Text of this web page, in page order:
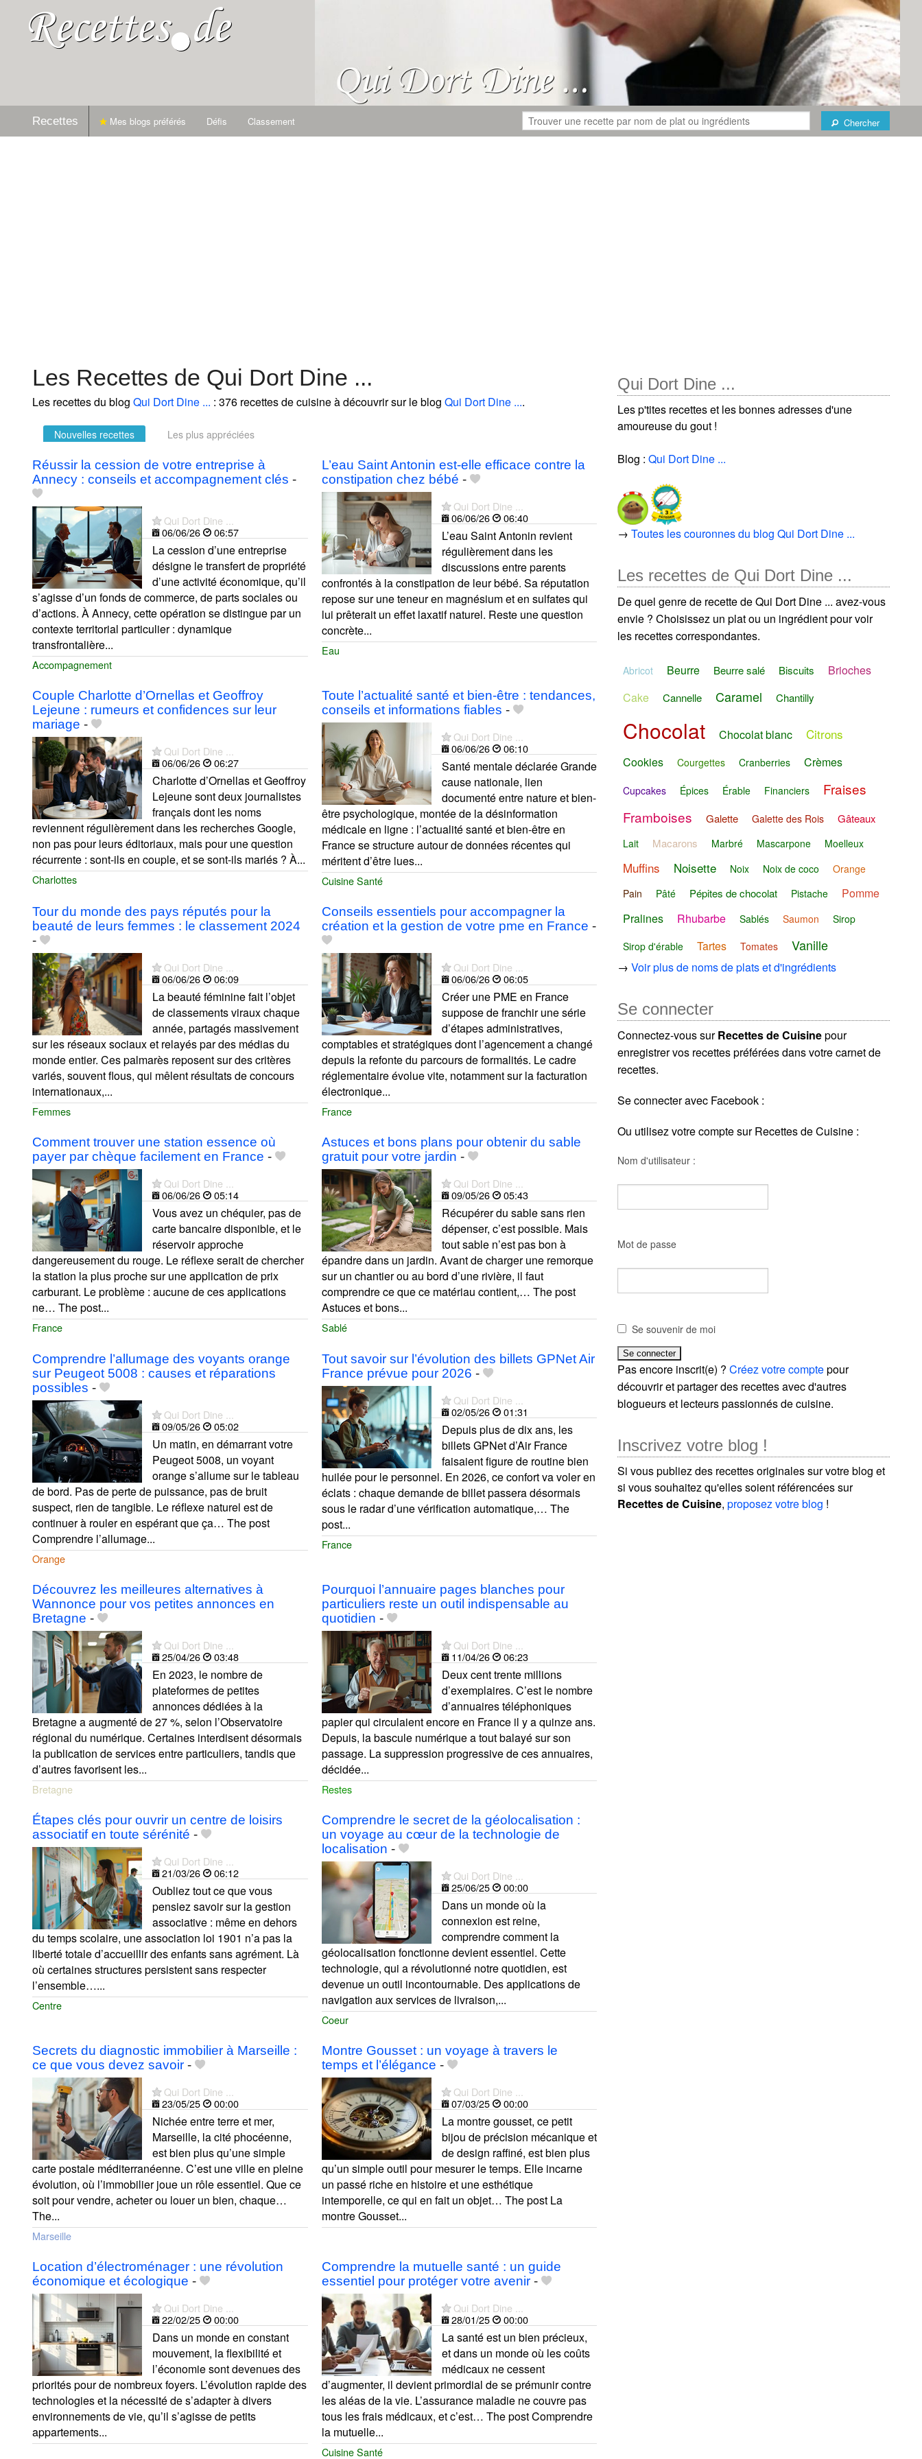
Recettes Chercher
Mes blogs préférés Défis Classement
Les Recettes de Qui Dort Dine ...
Les recettes du blog Qui Dort Dine ... : 376 recettes de cuisine à découvrir sur le blog Qui Dort Dine ....
Nouvelles recettes Les plus appréciées
Réussir la cession de votre entreprise à
Annecy : conseils et accompagnement clés -
Qui Dort Dine ...
06/06/26
06:57
La cession d’une entreprise
désigne le transfert de propriété
d’une activité économique, qu’il
s’agisse d’un fonds de commerce, de parts sociales ou
d’actions. À Annecy, cette opération se distingue par un
contexte territorial particulier : dynamique
transfrontalière...
Accompagnement
L’eau Saint Antonin est-elle efficace contre la
constipation chez bébé -
Qui Dort Dine ...
06/06/26
06:40
L’eau Saint Antonin revient
régulièrement dans les
discussions entre parents
confrontés à la constipation de leur bébé. Sa réputation
repose sur une teneur en magnésium et en sulfates qui
lui prêterait un effet laxatif naturel. Reste une question
concrète...
Eau
Couple Charlotte d’Ornellas et Geoffroy
Lejeune : rumeurs et confidences sur leur
mariage -
Qui Dort Dine ...
06/06/26
06:27
Charlotte d’Ornellas et Geoffroy
Lejeune sont deux journalistes
français dont les noms
reviennent régulièrement dans les recherches Google,
non pas pour leurs éditoriaux, mais pour une question
récurrente : sont-ils en couple, et se sont-ils mariés ? À...
Charlottes
Toute l’actualité santé et bien-être : tendances,
conseils et informations fiables -
Qui Dort Dine ...
06/06/26
06:10
Santé mentale déclarée Grande
cause nationale, lien
documenté entre nature et bien-
être psychologique, montée de la désinformation
médicale en ligne : l’actualité santé et bien-être en
France se structure autour de données récentes qui
méritent d’être lues...
Cuisine Santé
Tour du monde des pays réputés pour la
beauté de leurs femmes : le classement 2024
-
Qui Dort Dine ...
06/06/26
06:09
La beauté féminine fait l’objet
de classements viraux chaque
année, partagés massivement
sur les réseaux sociaux et relayés par des médias du
monde entier. Ces palmarès reposent sur des critères
variés, souvent flous, qui mêlent résultats de concours
internationaux,...
Femmes
Conseils essentiels pour accompagner la
création et la gestion de votre pme en France -
Qui Dort Dine ...
06/06/26
06:05
Créer une PME en France
suppose de franchir une série
d’étapes administratives,
comptables et stratégiques dont l’agencement a changé
depuis la refonte du parcours de formalités. Le cadre
réglementaire évolue vite, notamment sur la facturation
électronique...
France
Comment trouver une station essence où
payer par chèque facilement en France -
Qui Dort Dine ...
06/06/26
05:14
Vous avez un chéquier, pas de
carte bancaire disponible, et le
réservoir approche
dangereusement du rouge. Le réflexe serait de chercher
la station la plus proche sur une application de prix
carburant. Le problème : aucune de ces applications
ne… The post...
France
Astuces et bons plans pour obtenir du sable
gratuit pour votre jardin -
Qui Dort Dine ...
09/05/26
05:43
Récupérer du sable sans rien
dépenser, c’est possible. Mais
tout sable n’est pas bon à
épandre dans un jardin. Avant de charger une remorque
sur un chantier ou au bord d’une rivière, il faut
comprendre ce que ce matériau contient,… The post
Astuces et bons...
Sablé
Comprendre l’allumage des voyants orange
sur Peugeot 5008 : causes et réparations
possibles -
Qui Dort Dine ...
09/05/26
05:02
Un matin, en démarrant votre
Peugeot 5008, un voyant
orange s’allume sur le tableau
de bord. Pas de perte de puissance, pas de bruit
suspect, rien de tangible. Le réflexe naturel est de
continuer à rouler en espérant que ça… The post
Comprendre l’allumage...
Orange
Tout savoir sur l’évolution des billets GPNet Air
France prévue pour 2026 -
Qui Dort Dine ...
02/05/26
01:31
Depuis plus de dix ans, les
billets GPNet d’Air France
faisaient figure de routine bien
huilée pour le personnel. En 2026, ce confort va voler en
éclats : chaque demande de billet passera désormais
sous le radar d’une vérification automatique,… The
post...
France
Découvrez les meilleures alternatives à
Wannonce pour vos petites annonces en
Bretagne -
Qui Dort Dine ...
25/04/26
03:48
En 2023, le nombre de
plateformes de petites
annonces dédiées à la
Bretagne a augmenté de 27 %, selon l’Observatoire
régional du numérique. Certaines interdisent désormais
la publication de services entre particuliers, tandis que
d’autres favorisent les...
Bretagne
Pourquoi l’annuaire pages blanches pour
particuliers reste un outil indispensable au
quotidien -
Qui Dort Dine ...
11/04/26
06:23
Deux cent trente millions
d’exemplaires. C’est le nombre
d’annuaires téléphoniques
papier qui circulaient encore en France il y a quinze ans.
Depuis, la bascule numérique a tout balayé sur son
passage. La suppression progressive de ces annuaires,
décidée...
Restes
Étapes clés pour ouvrir un centre de loisirs
associatif en toute sérénité -
Qui Dort Dine ...
21/03/26
06:12
Oubliez tout ce que vous
pensiez savoir sur la gestion
associative : même en dehors
du temps scolaire, une association loi 1901 n’a pas la
liberté totale d’accueillir des enfants sans agrément. Là
où certaines structures persistent sans respecter
l’ensemble…...
Centre
Comprendre le secret de la géolocalisation :
un voyage au cœur de la technologie de
localisation -
Qui Dort Dine ...
25/06/25
00:00
Dans un monde où la
connexion est reine,
comprendre comment la
géolocalisation fonctionne devient essentiel. Cette
technologie, qui a révolutionné notre quotidien, est
devenue un outil incontournable. Des applications de
navigation aux services de livraison,...
Coeur
Secrets du diagnostic immobilier à Marseille :
ce que vous devez savoir -
Qui Dort Dine ...
23/05/25
00:00
Nichée entre terre et mer,
Marseille, la cité phocéenne,
est bien plus qu’une simple
carte postale méditerranéenne. C’est une ville en pleine
évolution, où l’immobilier joue un rôle essentiel. Que ce
soit pour vendre, acheter ou louer un bien, chaque…
The...
Marseille
Montre Gousset : un voyage à travers le
temps et l’élégance -
Qui Dort Dine ...
07/03/25
00:00
La montre gousset, ce petit
bijou de précision mécanique et
de design raffiné, est bien plus
qu’un simple outil pour mesurer le temps. Elle incarne
un passé riche en histoire et une esthétique
intemporelle, ce qui en fait un objet… The post La
montre Gousset...
Location d’électroménager : une révolution
économique et écologique -
Qui Dort Dine ...
22/02/25
00:00
Dans un monde en constant
mouvement, la flexibilité et
l’économie sont devenues des
priorités pour de nombreux foyers. L’évolution rapide des
technologies et la nécessité de s’adapter à divers
environnements de vie, qu’il s’agisse de petits
appartements...
Comprendre la mutuelle santé : un guide
essentiel pour protéger votre avenir-
Qui Dort Dine ...
28/01/25
00:00
La santé est un bien précieux,
et dans un monde où les coûts
médicaux ne cessent
d’augmenter, il devient primordial de se prémunir contre
les aléas de la vie. L’assurance maladie ne couvre pas
tous les frais médicaux, et c’est… The post Comprendre
la mutuelle...
Cuisine Santé
Qui Dort Dine ...
Les p'tites recettes et les bonnes adresses d'une
amoureuse du gout !
Blog :Qui Dort Dine ...
→Toutes les couronnes du blog Qui Dort Dine ...
Les recettes de Qui Dort Dine ...
De quel genre de recette de Qui Dort Dine ... avez-vous
envie ? Choisissez un plat ou un ingrédient pour voir
les recettes correspondantes.
Abricot Beurre Beurre salé Biscuits
Brioches
Cake
Cannelle Caramel Chantilly
Chocolat Chocolat blanc Citrons
Cookies Courgettes Cranberries Crèmes
Cupcakes Épices Érable Financiers
Fraises
Framboises
Galette Galette des Rois Gâteaux
Lait Macarons Marbré Mascarpone Moelleux
Muffins Noisette Noix Noix de coco
Orange
Pain
Pâté Pépites de chocolat Pistache
Pomme
Pralines
Rhubarbe Sablés Saumon
Sirop
Sirop d'érable
Tartes Tomates Vanille
→Voir plus de noms de plats et d'ingrédients
Se connecter
Connectez-vous surRecettes de Cuisinepour
enregistrer vos recettes préférées dans votre carnet de
recettes.
Se connecter avec Facebook :
Ou utilisez votre compte sur Recettes de Cuisine :
Nom d'utilisateur :
Mot de passe
Se souvenir de moi
Pas encore inscrit(e) ?Créez votre comptepour
découvrir et partager des recettes avec d'autres
blogueurs et lecteurs passionnés de cuisine.
Inscrivez votre blog !
Si vous publiez des recettes originales sur votre blog et
si vous souhaitez qu'elles soient référencées sur
Recettes de Cuisine,proposez votre blog !